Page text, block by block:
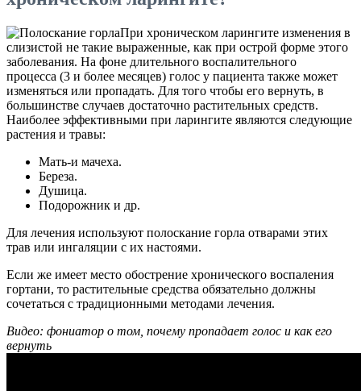
При хроническом ларингите изменения в
слизистой не такие выраженные, как при острой форме этого
заболевания. На фоне длительного воспалительного
процесса (3 и более месяцев) голос у пациента также может
изменяться или пропадать. Для того чтобы его вернуть, в
большинстве случаев достаточно растительных средств.
Наиболее эффективными при ларингите являются следующие
растения и травы:
Мать-и мачеха.
Береза.
Душица.
Подорожник и др.
Для лечения используют полоскание горла отварами этих
трав или ингаляции с их настоями.
Если же имеет место обострение хронического воспаления
гортани, то растительные средства обязательно должны
сочетаться с традиционными методами лечения.
Видео: фониатор о том, почему пропадает голос и как его
вернуть